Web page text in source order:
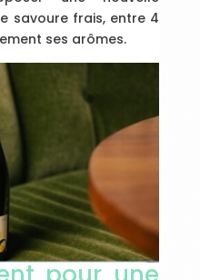
savoure frais, entre 4
ses arômes.